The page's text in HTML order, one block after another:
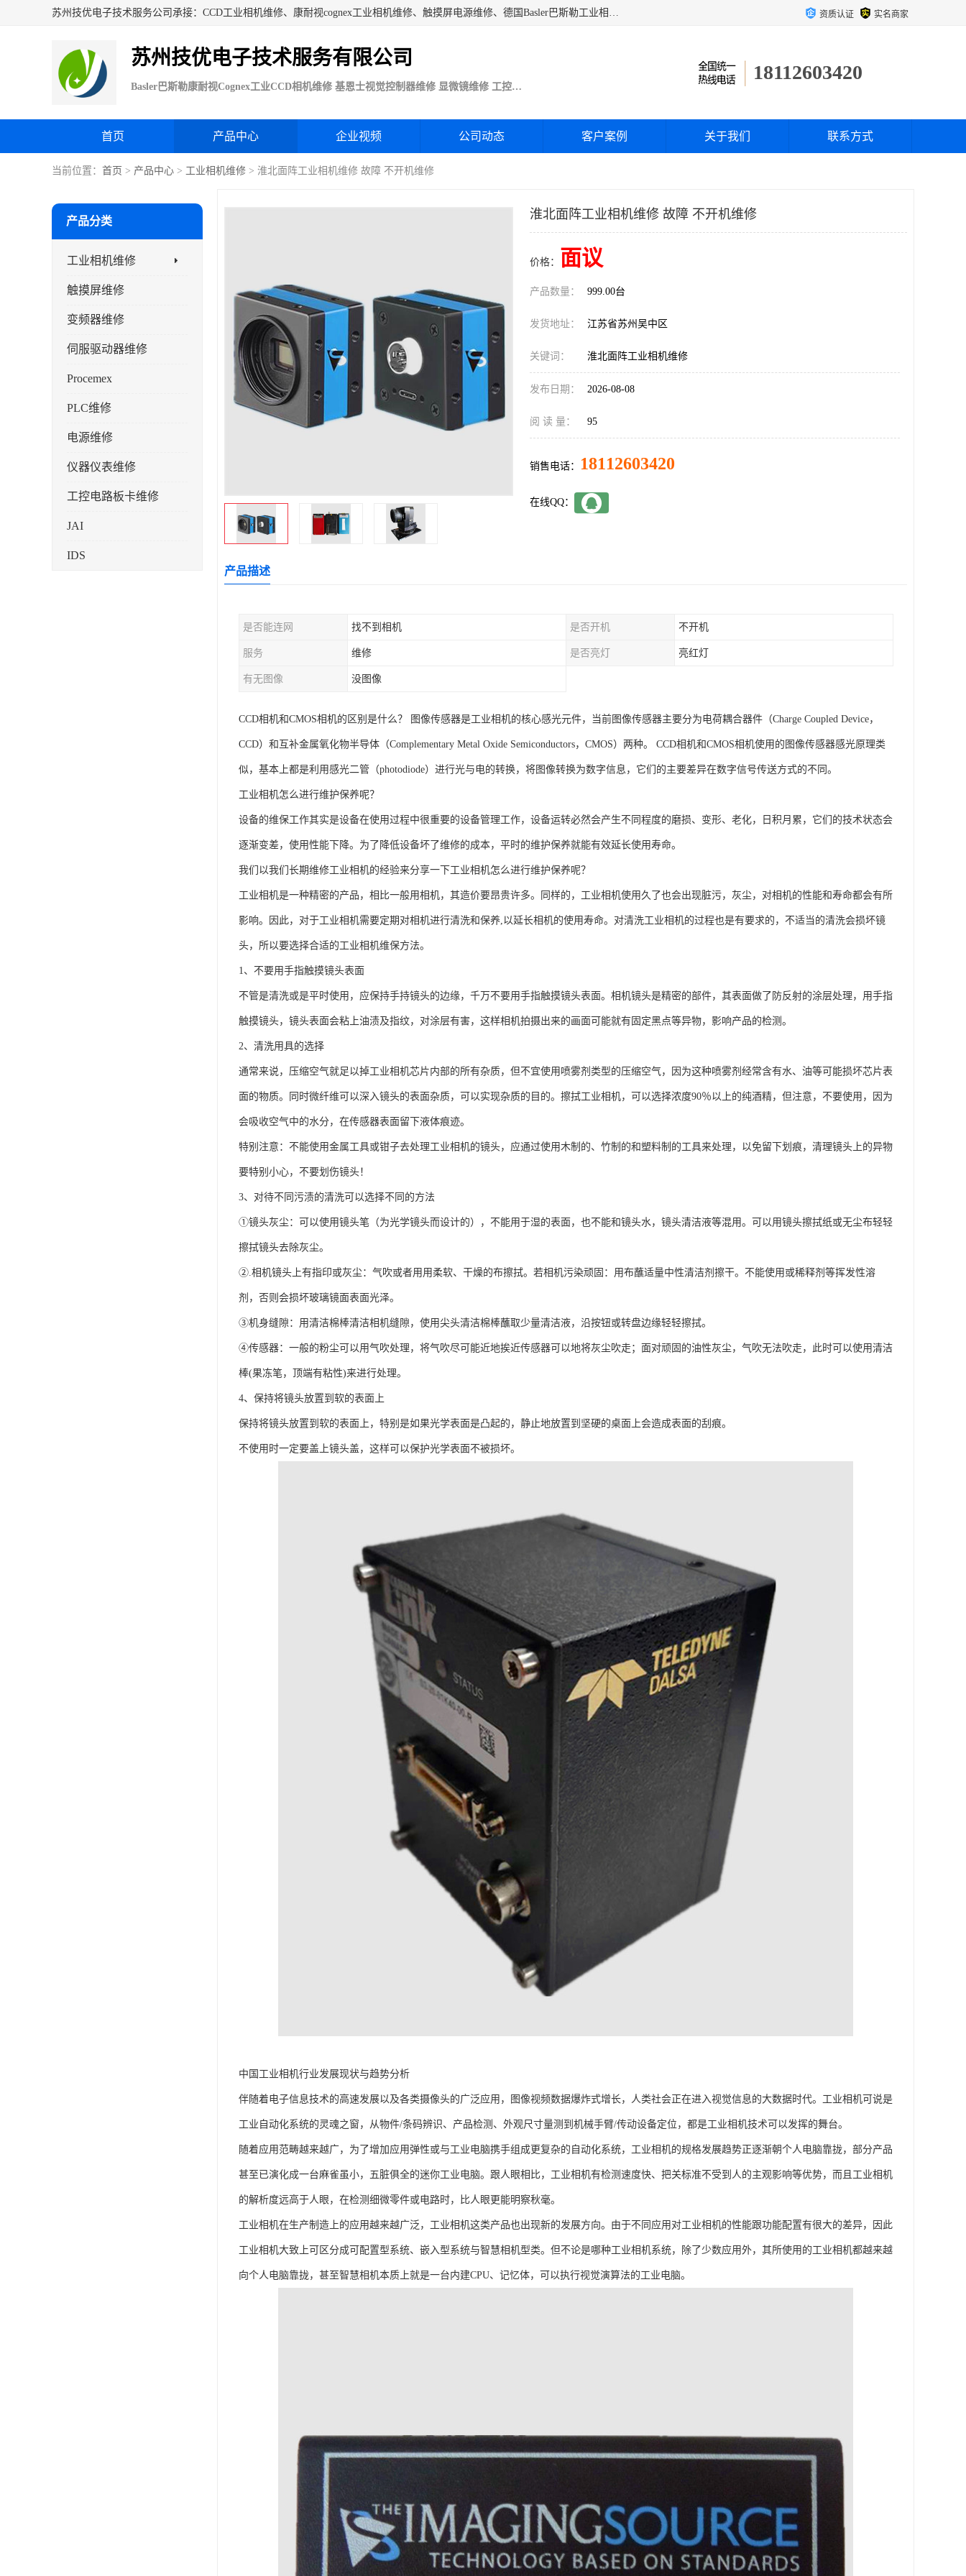
苏州技优电子技术服务公司承接：CCD工业相机维修、康耐视cognex工业相机维修、触摸屏电源维修、德国Basler巴斯勒工业相机维修、科研蛋白分析仪制冷相机维修等各种设备维修。公司客户行业涉及机械制造、注塑业、橡胶、电路板制造工厂、印刷、电梯、汽车生产、发电、电镀、医疗、食品、包装等。 资质认证 实名商家
苏州技优电子技术服务有限公司
Basler巴斯勒康耐视Cognex工业CCD相机维修 基恩士视觉控制器维修 显微镜维修 工控触摸屏电源电路板维修
18112603420
首页 产品中心 企业视频 公司动态 客户案例 关于我们 联系方式
当前位置： 首页 > 产品中心 > 工业相机维修 > 淮北面阵工业相机维修 故障 不开机维修
产品分类
工业相机维修
触摸屏维修
变频器维修
伺服驱动器维修
Procemex
PLC维修
电源维修
仪器仪表维修
工控电路板卡维修
JAI
IDS
淮北面阵工业相机维修 故障 不开机维修
价格： 面议
产品数量： 999.00台
发货地址： 江苏省苏州吴中区
关键词： 淮北面阵工业相机维修
发布日期： 2026-08-08
阅 读 量： 95
销售电话： 18112603420
在线QQ：
产品描述
是否能连网 找不到相机 是否开机 不开机
服务 维修 是否亮灯 亮红灯
有无图像 没图像
CCD相机和CMOS相机的区别是什么？ 图像传感器是工业相机的核心感光元件，当前图像传感器主要分为电荷耦合器件（Charge Coupled Device，
CCD）和互补金属氧化物半导体（Complementary Metal Oxide Semiconductors，CMOS）两种。 CCD相机和CMOS相机使用的图像传感器感光原理类
似，基本上都是利用感光二管（photodiode）进行光与电的转换，将图像转换为数字信息，它们的主要差异在数字信号传送方式的不同。
工业相机怎么进行维护保养呢？
设备的维保工作其实是设备在使用过程中很重要的设备管理工作，设备运转必然会产生不同程度的磨损、变形、老化，日积月累，它们的技术状态会
逐渐变差，使用性能下降。为了降低设备坏了维修的成本，平时的维护保养就能有效延长使用寿命。
我们以我们长期维修工业相机的经验来分享一下工业相机怎么进行维护保养呢？
工业相机是一种精密的产品，相比一般用相机，其造价要昂贵许多。同样的，工业相机使用久了也会出现脏污，灰尘，对相机的性能和寿命都会有所
影响。因此，对于工业相机需要定期对相机进行清洗和保养,以延长相机的使用寿命。对清洗工业相机的过程也是有要求的，不适当的清洗会损坏镜
头，所以要选择合适的工业相机维保方法。
1、不要用手指触摸镜头表面
不管是清洗或是平时使用，应保持手持镜头的边缘，千万不要用手指触摸镜头表面。相机镜头是精密的部件，其表面做了防反射的涂层处理，用手指
触摸镜头，镜头表面会粘上油渍及指纹，对涂层有害，这样相机拍摄出来的画面可能就有固定黑点等异物，影响产品的检测。
2、清洗用具的选择
通常来说，压缩空气就足以掉工业相机芯片内部的所有杂质，但不宜使用喷雾剂类型的压缩空气，因为这种喷雾剂经常含有水、油等可能损坏芯片表
面的物质。同时微纤维可以深入镜头的表面杂质，可以实现杂质的目的。擦拭工业相机，可以选择浓度90％以上的纯酒精，但注意，不要使用，因为
会吸收空气中的水分，在传感器表面留下液体痕迹。
特别注意：不能使用金属工具或钳子去处理工业相机的镜头，应通过使用木制的、竹制的和塑料制的工具来处理，以免留下划痕，清理镜头上的异物
要特别小心，不要划伤镜头！
3、对待不同污渍的清洗可以选择不同的方法
①镜头灰尘：可以使用镜头笔（为光学镜头而设计的），不能用于湿的表面，也不能和镜头水，镜头清洁液等混用。可以用镜头擦拭纸或无尘布轻轻
擦拭镜头去除灰尘。
②.相机镜头上有指印或灰尘：气吹或者用用柔软、干燥的布擦拭。若相机污染顽固：用布蘸适量中性清洁剂擦干。不能使用或稀释剂等挥发性溶
剂，否则会损坏玻璃镜面表面光泽。
③机身缝隙：用清洁棉棒清洁相机缝隙，使用尖头清洁棉棒蘸取少量清洁液，沿按钮或转盘边缘轻轻擦拭。
④传感器：一般的粉尘可以用气吹处理，将气吹尽可能近地挨近传感器可以地将灰尘吹走；面对顽固的油性灰尘，气吹无法吹走，此时可以使用清洁
棒(果冻笔，顶端有粘性)来进行处理。
4、保持将镜头放置到软的表面上
保持将镜头放置到软的表面上，特别是如果光学表面是凸起的，静止地放置到坚硬的桌面上会造成表面的刮痕。
不使用时一定要盖上镜头盖，这样可以保护光学表面不被损坏。
中国工业相机行业发展现状与趋势分析
伴随着电子信息技术的高速发展以及各类摄像头的广泛应用，图像视频数据爆炸式增长，人类社会正在进入视觉信息的大数据时代。工业相机可说是
工业自动化系统的灵魂之窗，从物件/条码辨识、产品检测、外观尺寸量测到机械手臂/传动设备定位，都是工业相机技术可以发挥的舞台。
随着应用范畴越来越广，为了增加应用弹性或与工业电脑携手组成更复杂的自动化系统，工业相机的规格发展趋势正逐渐朝个人电脑靠拢，部分产品
甚至已演化成一台麻雀虽小，五脏俱全的迷你工业电脑。跟人眼相比，工业相机有检测速度快、把关标准不受到人的主观影响等优势，而且工业相机
的解析度远高于人眼，在检测细微零件或电路时，比人眼更能明察秋毫。
工业相机在生产制造上的应用越来越广泛，工业相机这类产品也出现新的发展方向。由于不同应用对工业相机的性能跟功能配置有很大的差异，因此
工业相机大致上可区分成可配置型系统、嵌入型系统与智慧相机型类。但不论是哪种工业相机系统，除了少数应用外，其所使用的工业相机都越来越
向个人电脑靠拢，甚至智慧相机本质上就是一台内建CPU、记忆体，可以执行视觉演算法的工业电脑。